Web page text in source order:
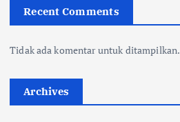
Recent Comments
Tidak ada komentar untuk ditampilkan.
Archives